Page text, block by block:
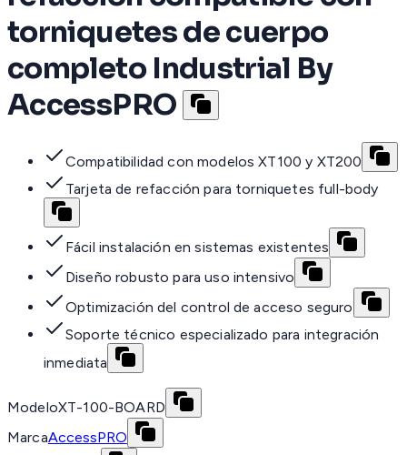
torniquetes de cuerpo
completo Industrial By
AccessPRO
Compatibilidad con modelos XT100 y XT200
Tarjeta de refacción para torniquetes full-body
Fácil instalación en sistemas existentes
Diseño robusto para uso intensivo
Optimización del control de acceso seguro
Soporte técnico especializado para integración
inmediata
ModeloXT-100-BOARD
MarcaAccessPRO